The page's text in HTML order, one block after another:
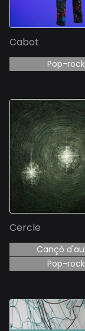
Cabot
Pop-rock
Cercle
Cançó
Pop-rock